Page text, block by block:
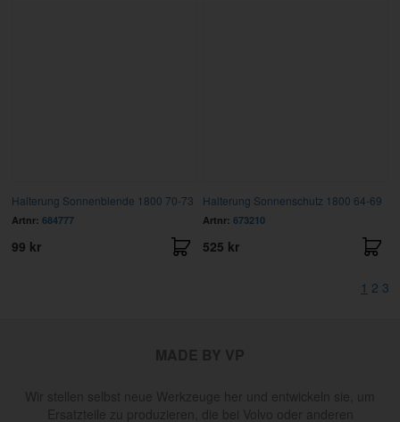
Halterung Sonnenblende 1800 70-73
Artnr: 684777
99 kr
Halterung Sonnenschutz 1800 64-69
Artnr: 673210
525 kr
1 2 3